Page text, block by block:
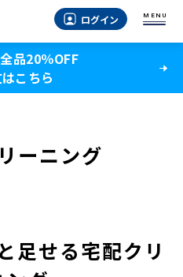
ログイン MENU
品20％OFF
こちら
ーニング
足せる宅配クリ